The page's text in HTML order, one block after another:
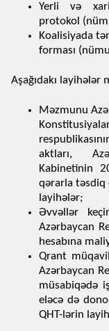
Yerli və
protokol
Koalisiyada
forması
Aşağıdakı layihələr
Məzmunu
aktları,
Kabinetinin
qərarla təsdiq
layihələr;
Əvvəllər
Azərbaycan
hesabına
Qrant
Azərbaycan
müsabiqədə
eləcə də
QHT-lərin